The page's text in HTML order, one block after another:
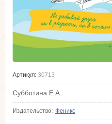
Артикул: 30713
Субботина Е.А.
Издательство: Феникс